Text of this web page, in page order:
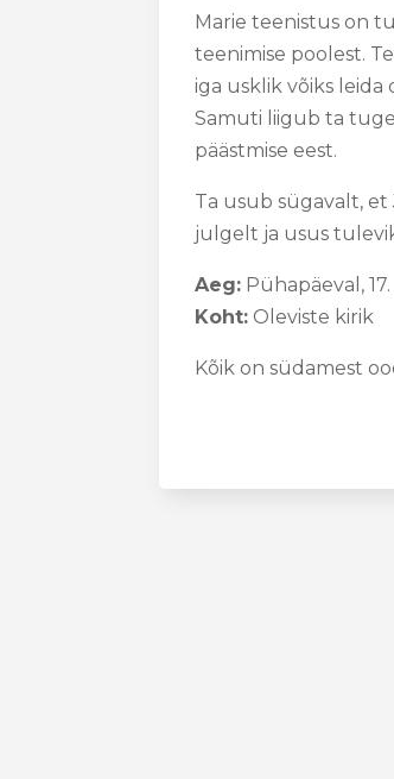
Marie teenistus on
teenimise poolest.
iga usklik võiks
Samuti liigub ta
päästmise eest.
Ta usub sügavalt,
julgelt ja usus
Aeg: Pühapäeval,
Koht: Oleviste kirik
Kõik on südamest